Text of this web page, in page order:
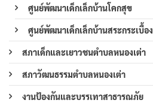
ศูนย์พัฒนาเด็กเล็กบ้านโคกสุข
ศูนย์พัฒนาเด็กเล็กบ้านสระกระเบื้อง
สภาเด็กและเยาวชนตำบลหนองเต่า
สภาวัฒนธรรมตำบลหนองเต่า
งานป้องกันและบรรเทาสาธารณภัย